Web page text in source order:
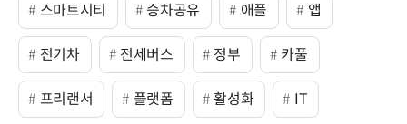
스마트시티 승차공유 애플 앱
전기차 전세버스 정부 카풀
프리랜서 플랫폼 활성화 IT